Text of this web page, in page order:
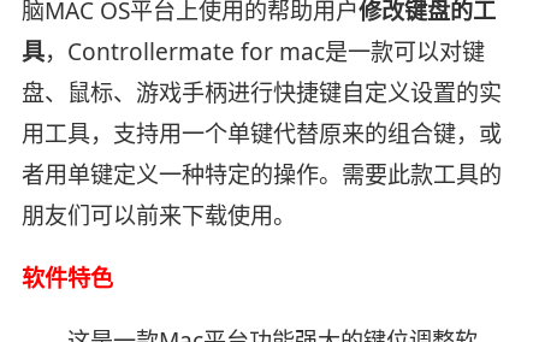
脑MAC OS平台上使用的帮助用户修改键盘的工
具，Controllermate for mac是一款可以对键
盘、鼠标、游戏手柄进行快捷键自定义设置的实
用工具，支持用一个单键代替原来的组合键，或
者用单键定义一种特定的操作。需要此款工具的
朋友们可以前来下载使用。
软件特色